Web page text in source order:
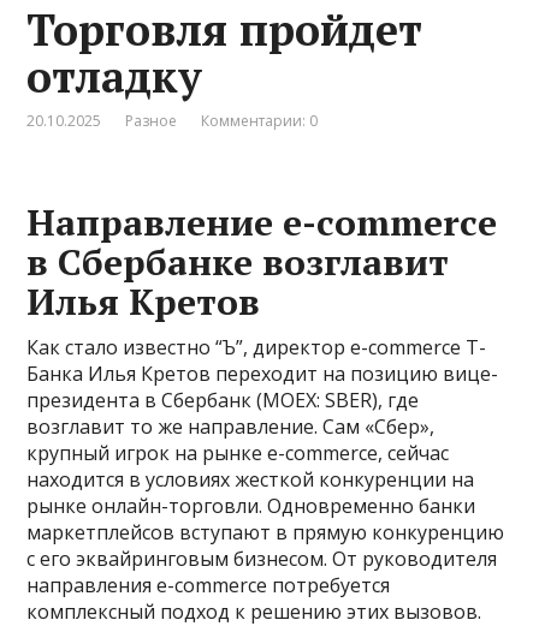
Торговля пройдет
отладку
20.10.2025 Разное Комментарии: 0
Направление e-commerce
в Сбербанке возглавит
Илья Кретов
Как стало известно “Ъ”, директор e-commerce Т-
Банка Илья Кретов переходит на позицию вице-
президента в Сбербанк (MOEX: SBER), где
возглавит то же направление. Сам «Сбер»,
крупный игрок на рынке е-commerce, сейчас
находится в условиях жесткой конкуренции на
рынке онлайн-торговли. Одновременно банки
маркетплейсов вступают в прямую конкуренцию
с его эквайринговым бизнесом. От руководителя
направления e-commerce потребуется
комплексный подход к решению этих вызовов.